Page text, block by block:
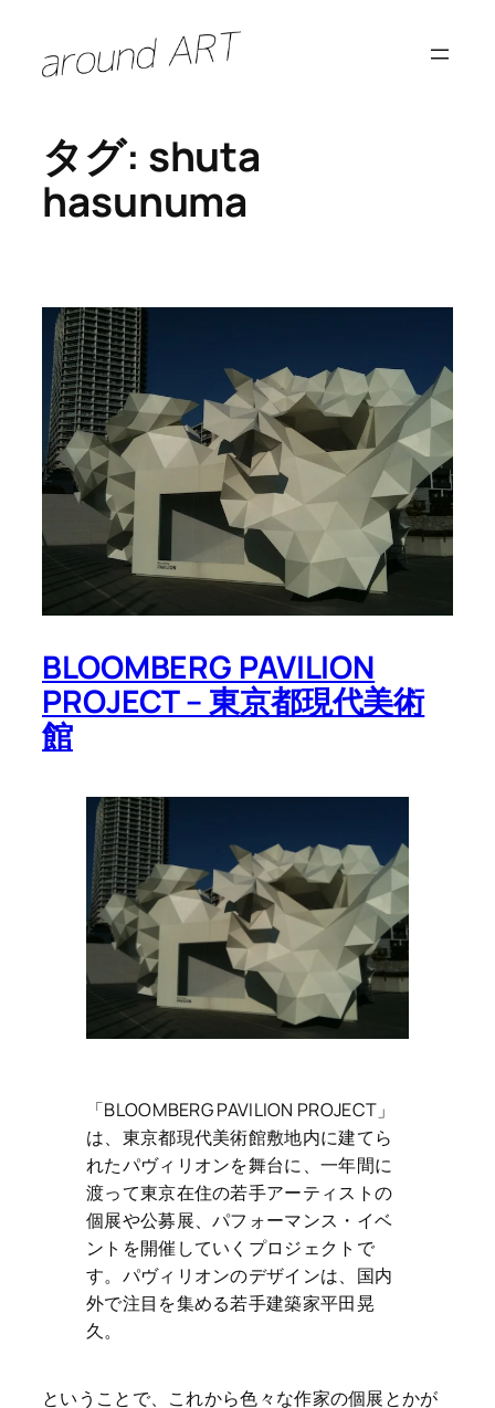
タグ: shuta
hasunuma
BLOOMBERG PAVILION
PROJECT – 東京都現代美術
館
「BLOOMBERG PAVILION PROJECT」
は、東京都現代美術館敷地内に建てら
れたパヴィリオンを舞台に、一年間に
渡って東京在住の若手アーティストの
個展や公募展、パフォーマンス・イベ
ントを開催していくプロジェクトで
す。パヴィリオンのデザインは、国内
外で注目を集める若手建築家平田晃
久。
ということで、これから色々な作家の個展とかが